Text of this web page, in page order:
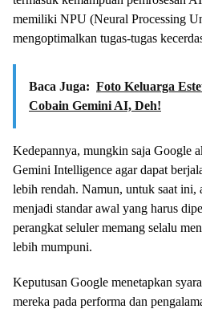
memiliki NPU (Neural Processing
mengoptimalkan tugas-tugas
Baca Juga: Foto Keluarga
Cobain Gemini AI, Deh!
Kedepannya, mungkin saja Google
Gemini Intelligence agar dapat
lebih rendah. Namun, untuk saat ini,
menjadi standar awal yang harus
perangkat seluler memang selalu
lebih mumpuni.
Keputusan Google menetapkan
mereka pada performa dan